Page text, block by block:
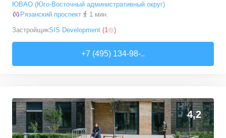
ЮВАО (Юго-Восточный административный округ)
Рязанский проспект
1 мин.
ЗастройщикSIS Development (1 )
+7 (495) 134-98-..
4,2